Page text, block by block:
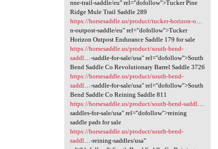
nne-trail-saddle/eu" rel="dofollow">Tucker Pine
Ridge Mule Trail Saddle 289
https://horsesaddle.us/product/tucker-horizon-o…
n-outpost-saddle/eu" rel="dofollow">Tucker
Horizon Outpost Endurance Saddle 179 for sale
https://horsesaddle.us/product/south-bend-
saddl…-saddle-for-sale/usa" rel="dofollow">South
Bend Saddle Co Revolutionary Barrel Saddle 3726
https://horsesaddle.us/product/south-bend-
saddl…-saddle-for-sale/usa" rel="dofollow">South
Bend Saddle Co Reining Saddle 811
https://horsesaddle.us/product/south-bend-saddl…
saddles-for-sale/usa" rel="dofollow">reining
saddle pads for sale
https://horsesaddle.us/product/south-bend-
saddl…-reining-saddles/usa"